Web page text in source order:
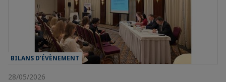
BILANS D’ÉVÈNEMENT
28/05/2026